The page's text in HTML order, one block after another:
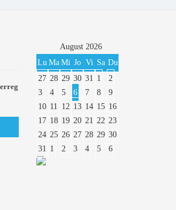
August 2026
Lu Ma Mi Jo Vi Sa Du
27 28 29 30 31 1
2
3
4 5 6 7 8
9
10 11 12 13 14 15 16
17 18 19 20 21 22 23
24 25 26 27 28 29 30
31 1 2 3 4 5 6